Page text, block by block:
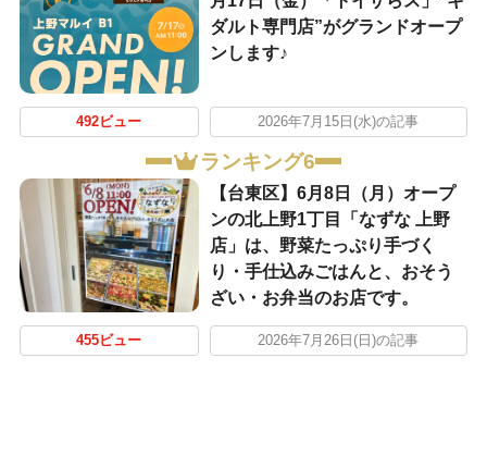
ダルト専門店”がグランドオープ
ンします♪
492ビュー 2026年7月15日(水)の記事
ランキング6
【台東区】6月8日（月）オープ
ンの北上野1丁目「なずな 上野
店」は、野菜たっぷり手づく
り・手仕込みごはんと、おそう
ざい・お弁当のお店です。
455ビュー 2026年7月26日(日)の記事